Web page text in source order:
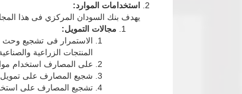
استخدامات الموارد:
يهدف بنك السودان المركزي فى هذا
مجالات التمويل:
الاستمرار فى تشجيع وحث
المنتجات الزراعية
على المصارف استخدام
شجيع المصارف على تمويل
تشجيع المصارف على